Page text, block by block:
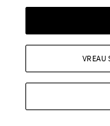
VREAU